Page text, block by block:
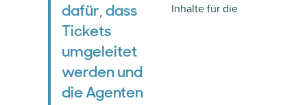
dafür, dass
Tickets
umgeleitet
werden und
die Agenten
Inhalte für die